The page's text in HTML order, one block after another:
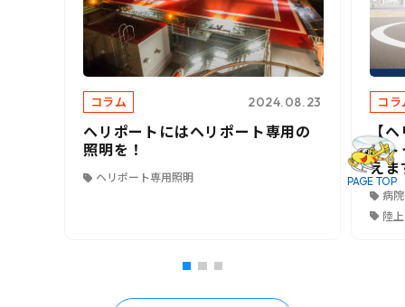
PAGE TOP
コラム 2024.08.23
ヘリポートにはヘリポート専用の
照明を！
ヘリポート専用照明
コ
【ヘ
ート
えま
病
陸